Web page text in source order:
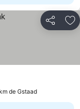
Partilhar
preços
de Gstaad